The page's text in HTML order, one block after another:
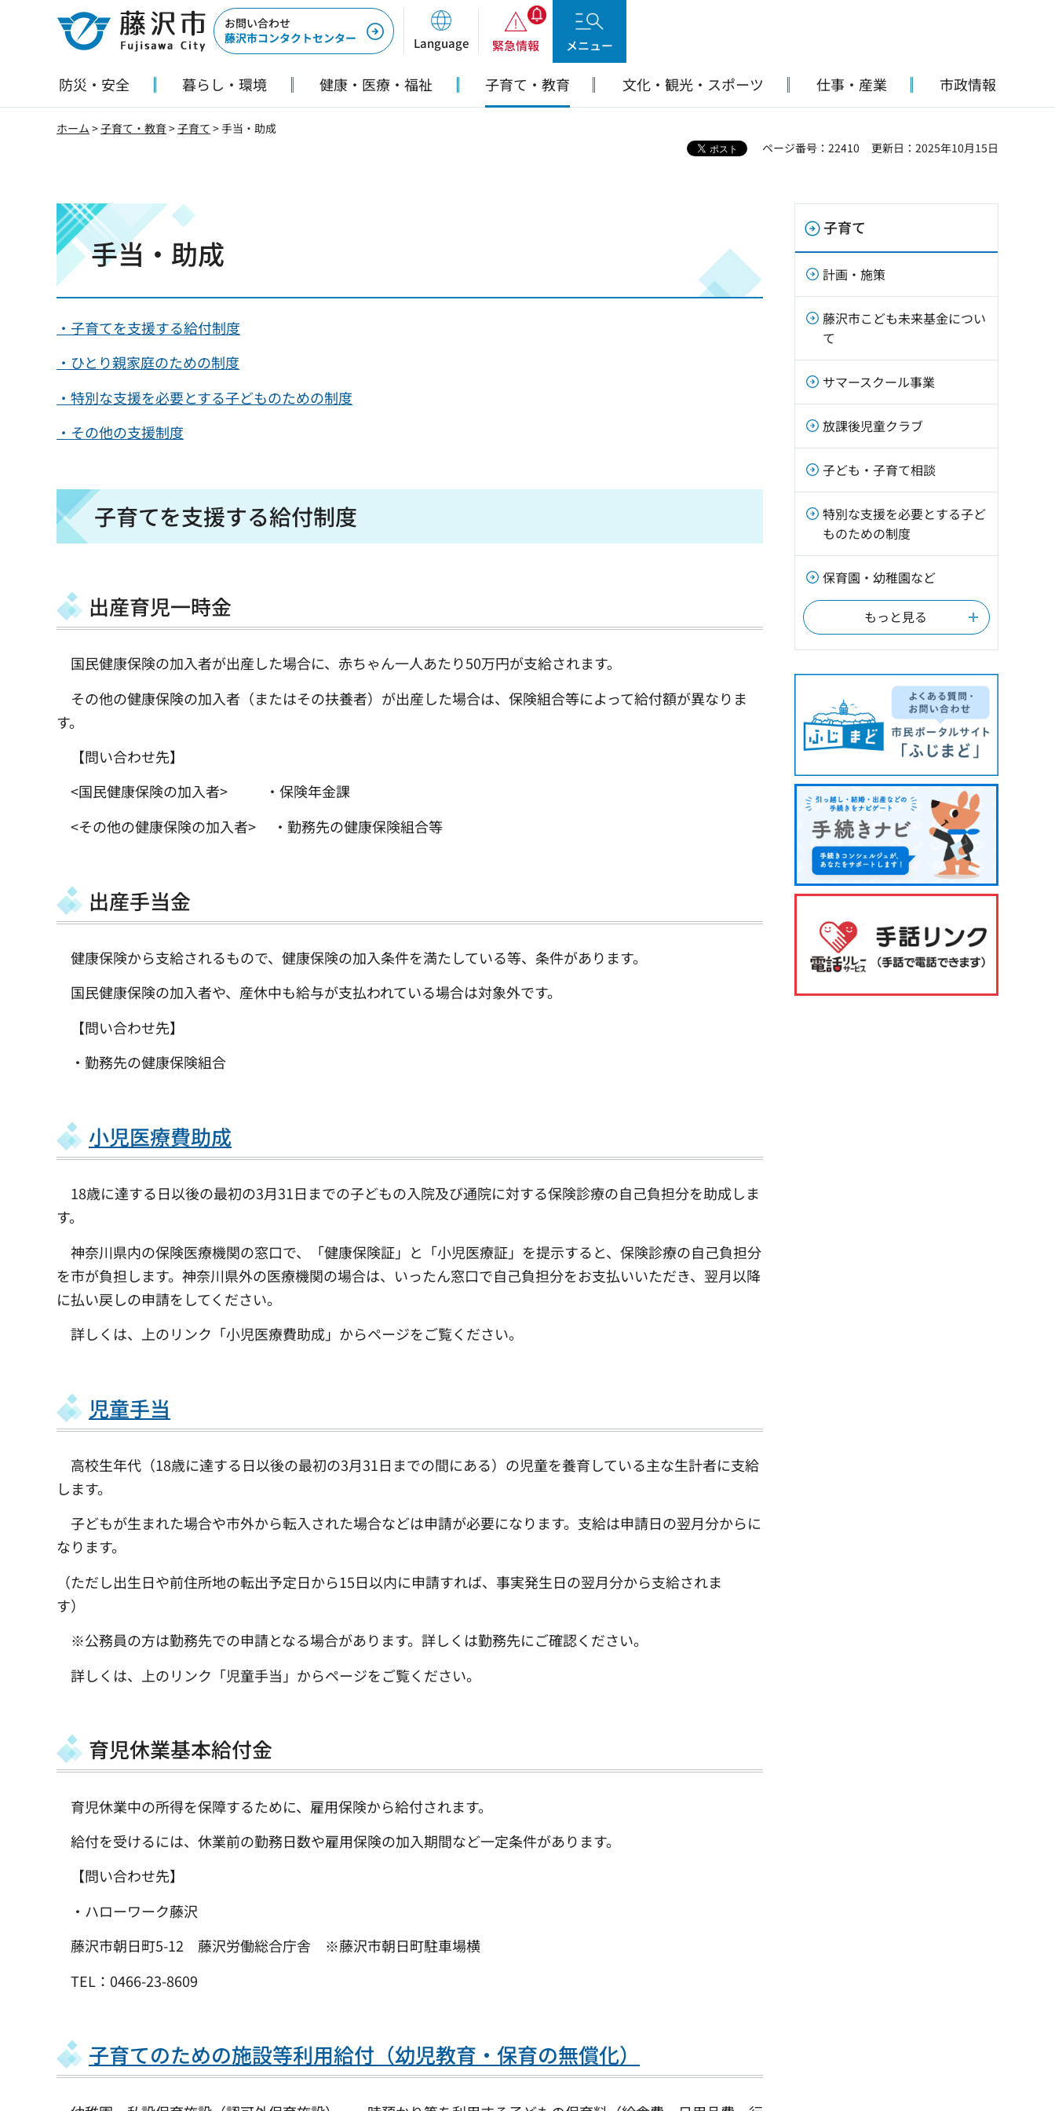
藤沢市
お問い合わせ
藤沢市コンタクトセンター
Language 緊急情報 メニュー
防災・安全 暮らし・環境 健康・医療・福祉 子育て・教育 文化・観光・スポーツ 仕事・産業 市政情報
ホーム >子育て・教育 >子育て > 手当・助成
ページ番号：22410
更新日：2025年10月15日
手当・助成
・子育てを支援する給付制度
・ひとり親家庭のための制度
・特別な支援を必要とする子どものための制度
・その他の支援制度
子育てを支援する給付制度
出産育児一時金
国民健康保険の加入者が出産した場合に、赤ちゃん一人あたり50万円が支給されます。
その他の健康保険の加入者（またはその扶養者）が出産した場合は、保険組合等によって給付額が異なりま
す。
【問い合わせ先】
<国民健康保険の加入者> ・保険年金課
<その他の健康保険の加入者> ・勤務先の健康保険組合等
出産手当金
健康保険から支給されるもので、健康保険の加入条件を満たしている等、条件があります。
国民健康保険の加入者や、産休中も給与が支払われている場合は対象外です。
【問い合わせ先】
・勤務先の健康保険組合
小児医療費助成
18歳に達する日以後の最初の3月31日までの子どもの入院及び通院に対する保険診療の自己負担分を助成しま
す。
神奈川県内の保険医療機関の窓口で、「健康保険証」と「小児医療証」を提示すると、保険診療の自己負担分
を市が負担します。神奈川県外の医療機関の場合は、いったん窓口で自己負担分をお支払いいただき、翌月以降
に払い戻しの申請をしてください。
詳しくは、上のリンク「小児医療費助成」からページをご覧ください。
児童手当
高校生年代（18歳に達する日以後の最初の3月31日までの間にある）の児童を養育している主な生計者に支給
します。
子どもが生まれた場合や市外から転入された場合などは申請が必要になります。支給は申請日の翌月分からに
なります。
（ただし出生日や前住所地の転出予定日から15日以内に申請すれば、事実発生日の翌月分から支給されま
す）
※公務員の方は勤務先での申請となる場合があります。詳しくは勤務先にご確認ください。
詳しくは、上のリンク「児童手当」からページをご覧ください。
育児休業基本給付金
育児休業中の所得を保障するために、雇用保険から給付されます。
給付を受けるには、休業前の勤務日数や雇用保険の加入期間など一定条件があります。
【問い合わせ先】
・ハローワーク藤沢
藤沢市朝日町5-12 藤沢労働総合庁舎 ※藤沢市朝日町駐車場横
TEL：0466-23-8609
子育てのための施設等利用給付（幼児教育・保育の無償化）
子育て
計画・施策
藤沢市こども未来基金につい
て
サマースクール事業
放課後児童クラブ
子ども・子育て相談
特別な支援を必要とする子ど
ものための制度
保育園・幼稚園など
もっと見る